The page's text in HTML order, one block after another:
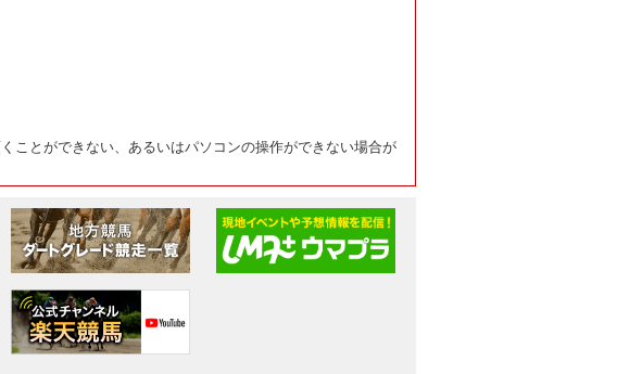
ことができない、あるいはパソコンの操作ができない場合が